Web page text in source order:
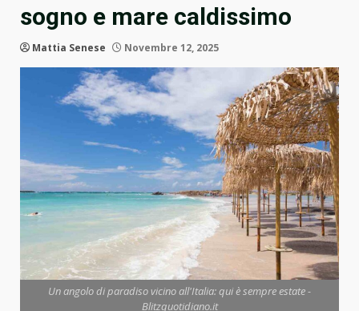
sogno e mare caldissimo
Mattia Senese Novembre 12, 2025
Un angolo di paradiso vicino all'Italia: qui è sempre estate -
Blitzquotidiano.it